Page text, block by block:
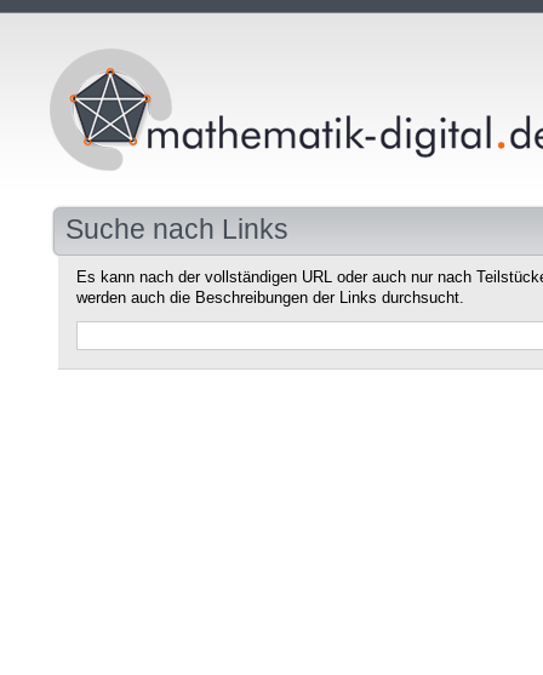
Suche nach Links
Es kann nach der vollständigen URL oder auch nur nach
werden auch die Beschreibungen der Links durchsucht.